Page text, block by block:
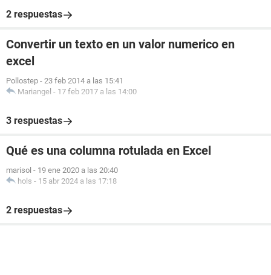
2 respuestas
Convertir un texto en un valor numerico en
excel
Pollostep - 23 feb 2014 a las 15:41
Mariangel - 17 feb 2017 a las 14:00
3 respuestas
Qué es una columna rotulada en Excel
marisol - 19 ene 2020 a las 20:40
hols - 15 abr 2024 a las 17:18
2 respuestas